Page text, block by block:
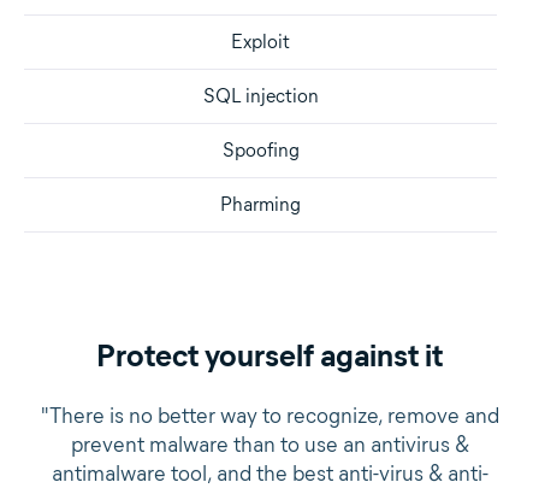
Exploit
SQL injection
Spoofing
Pharming
Protect yourself against it
"There is no better way to recognize, remove and
prevent malware than to use an antivirus &
antimalware tool, and the best anti-virus & anti-